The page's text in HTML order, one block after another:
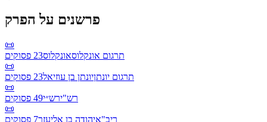
פרשנים על הפרק
📜
תרגום אונקלוסאונקלוס23 פסוקים
📜
תרגום יונתןיונתן בן עוזיאל23 פסוקים
📜
רש"ירש״י49 פסוקים
📜
ריב"איהודה בן אליעזר7 פסוקים